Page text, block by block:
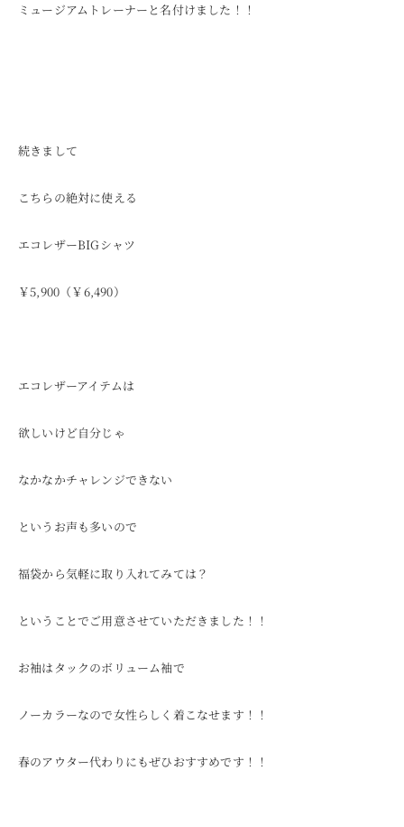
ミュージアムトレーナーと名付けました！！
続きまして
こちらの絶対に使える
エコレザーBIGシャツ
￥5,900（￥6,490）
エコレザーアイテムは
欲しいけど自分じゃ
なかなかチャレンジできない
というお声も多いので
福袋から気軽に取り入れてみては？
ということでご用意させていただきました！！
お袖はタックのボリューム袖で
ノーカラーなので女性らしく着こなせます！！
春のアウター代わりにもぜひおすすめです！！